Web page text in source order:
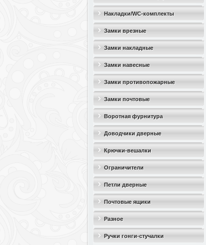
Накладки/WC-комплекты
Замки врезные
Замки накладные
Замки навесные
Замки противопожарные
Замки почтовые
Воротная фурнитура
Доводчики дверные
Крючки-вешалки
Ограничители
дверные(стопоры)
Петли дверные
Почтовые ящики
Разное
Ручки гонги-стучалки